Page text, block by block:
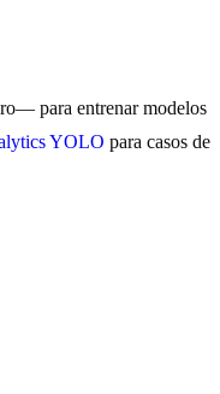
para entrenar modelos
YOLO para casos de